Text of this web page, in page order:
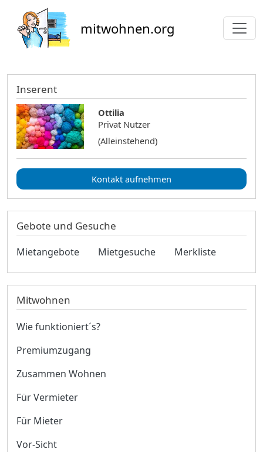
mitwohnen.org
Inserent
Ottilia
Privat Nutzer
(Alleinstehend)
Kontakt aufnehmen
Gebote und Gesuche
Mietangebote Mietgesuche Merkliste
Mitwohnen
Wie funktioniert´s?
Premiumzugang
Zusammen Wohnen
Für Vermieter
Für Mieter
Vor-Sicht